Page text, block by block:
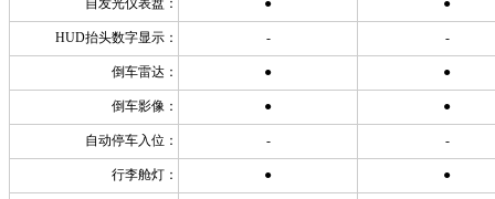
HUD抬头数字显示： - -
倒车雷达： ● ●
倒车影像： ● ●
自动停车入位： - -
行李舱灯： ● ●